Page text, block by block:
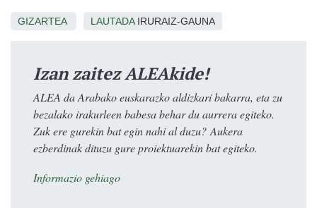
GIZARTEA LAUTADAIRURAIZ-GAUNA
Izan zaitez ALEAkide!
ALEA da Arabako euskarazko aldizkari bakarra, eta zu
bezalako irakurleen babesa behar du aurrera egiteko.
Zuk ere gurekin bat egin nahi al duzu? Aukera
ezberdinak dituzu gure proiektuarekin bat egiteko.
Informazio gehiago